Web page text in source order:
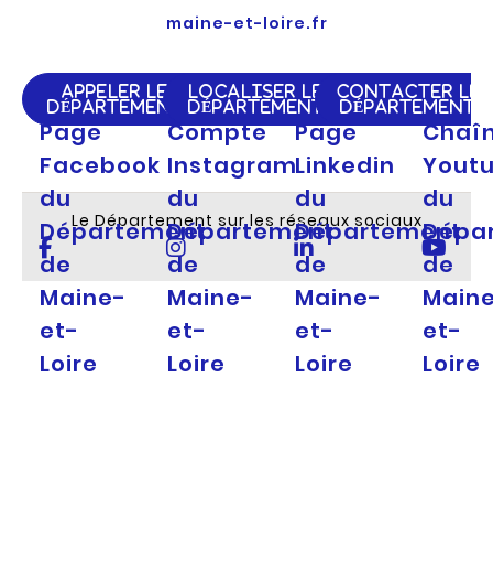
maine-et-loire.fr
APPELER LE
DÉPARTEMENT
LOCALISER LE
DÉPARTEMENT
CONTACTER LE
DÉPARTEMENT
Le Département sur les réseaux sociaux
Page
Facebook
du
Département
de
Maine-
et-
Loire
Compte
Instagram
du
Département
de
Maine-
et-
Loire
Page
Linkedin
du
Département
de
Maine-
et-
Loire
du
de
et-
Loire